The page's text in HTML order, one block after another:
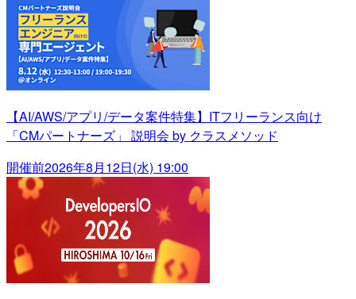
【AI/AWS/アプリ/データ案件特集】ITフリーランス向け
「CMパートナーズ」 説明会 by クラスメソッド
開催前2026年8月12日(水) 19:00